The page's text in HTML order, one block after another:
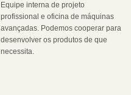
Equipe interna de projeto
profissional e oficina de máquinas
avançadas. Podemos cooperar para
desenvolver os produtos de que
necessita.